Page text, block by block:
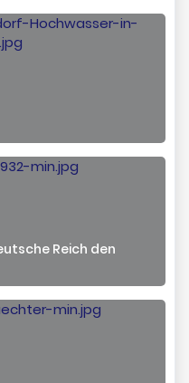
Reich den